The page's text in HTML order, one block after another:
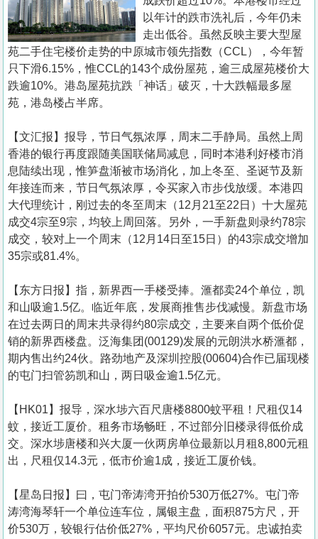
业
手
册
关
於
们
以年计的跌市洗礼后，今年仍未
走出低谷。虽然反映主要大型屋
苑二手住宅楼价走势的中原城市领先指数（CCL），今年暂
只下滑6.15%，惟CCL的143个成份屋苑，逾三成屋苑楼价大
跌逾10%。港岛屋苑抗跌「神话」破灭，十大跌幅最多屋
苑，港岛楼占半席。
【文汇报】报导，节日气氛浓厚，周末二手静局。虽然上周
香港的银行再度跟随美国联储局减息，同时本港利好楼市消
息陆续出现，惟笋盘渐被市场消化，加上冬至、圣诞节及新
年接连而来，节日气氛浓厚，令买家入市步伐放缓。本港四
大代理统计，刚过去的冬至周末（12月21至22日）十大屋苑
成交4宗至9宗，均较上周回落。另外，一手新盘则录约78宗
成交，较对上一个周末（12月14日至15日）的43宗成交增加
35宗或81.4%。
【东方日报】指，新界西一手楼受捧。滙都卖24个单位，凯
和山吸逾1.5亿。临近年底，发展商推售步伐减慢。新盘市场
在过去两日的周末共录得约80宗成交，主要来自两个低价促
销的新界西楼盘。泛海集团(00129)发展的元朗洪水桥滙都，
期内售出约24伙。路劲地产及深圳控股(00604)合作已届现楼
的屯门扫管笏凯和山，两日吸金逾1.5亿元。
【HK01】报导，深水埗六百尺唐楼8800蚊平租！尺租仅14
蚊，接近工厦价。租务市场畅旺，不过部分旧楼录得低价成
交。深水埗唐楼和兴大厦一伙两房单位最新以月租8,800元租
出，尺租仅14.3元，低市价逾1成，接近工厦价钱。
【星岛日报】曰，屯门帝涛湾开拍价530万低27%。屯门帝
涛湾海琴轩一个单位连车位，属银主盘，面积875方尺，开
价530万，较银行估价低27%，平均尺价6057元。忠诚拍卖